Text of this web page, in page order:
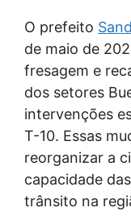
O prefeito
de maio de
fresagem e
dos setores
intervenções
T-10. Essas
reorganizar a
capacidade
trânsito na